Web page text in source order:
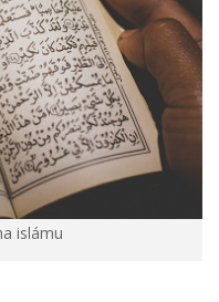
islámu